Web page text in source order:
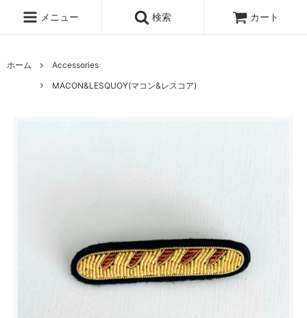
メニュー 検索 カート
ホーム
Accessories
MACON&LESQUOY(マコン&レスコア)